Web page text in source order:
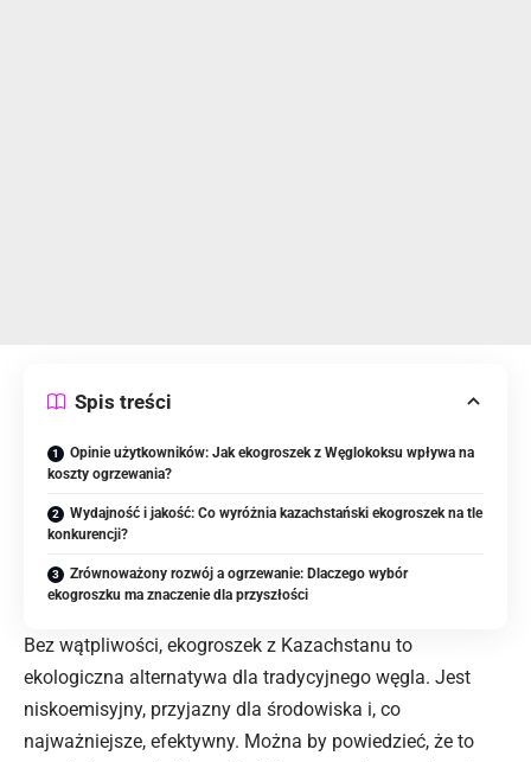
Spis treści
Opinie użytkowników: Jak ekogroszek z Węglokoksu wpływa na
koszty ogrzewania?
Wydajność i jakość: Co wyróżnia kazachstański ekogroszek na tle
konkurencji?
Zrównoważony rozwój a ogrzewanie: Dlaczego wybór
ekogroszku ma znaczenie dla przyszłości
Bez wątpliwości, ekogroszek z Kazachstanu to
ekologiczna alternatywa dla tradycyjnego węgla. Jest
niskoemisyjny, przyjazny dla środowiska i, co
najważniejsze, efektywny. Można by powiedzieć, że to